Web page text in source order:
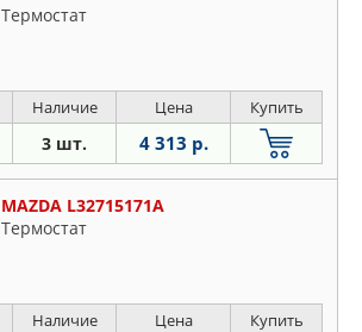
Термостат
Наличие Цена Купить
3 шт. 4 313 р.
MAZDA L32715171A
Термостат
Наличие Цена Купить